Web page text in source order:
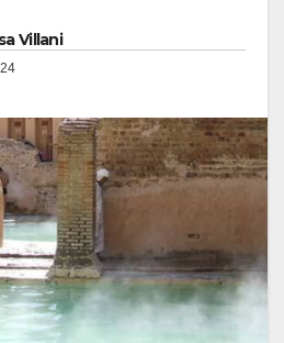
Villani